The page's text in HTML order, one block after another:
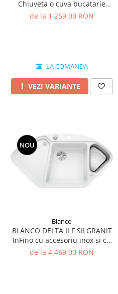
Chiuveta o cuva bucatarie
silgranit 86x50 cm
de la 1.259,00 RON
LA COMANDA
VEZI VARIANTE
NOU
Blanco
BLANCO DELTA II F SILGRANIT
InFino cu accesoriu inox si cu
excentric
de la 4.469,00 RON